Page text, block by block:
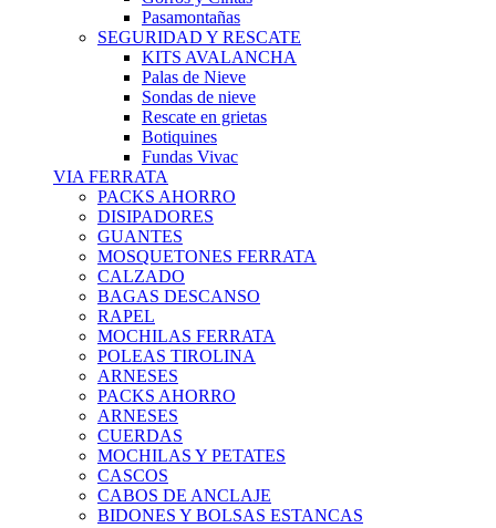
Pasamontañas
SEGURIDAD Y RESCATE
KITS AVALANCHA
Palas de Nieve
Sondas de nieve
Rescate en grietas
Botiquines
Fundas Vivac
VIA FERRATA
PACKS AHORRO
DISIPADORES
GUANTES
MOSQUETONES FERRATA
CALZADO
BAGAS DESCANSO
RAPEL
MOCHILAS FERRATA
POLEAS TIROLINA
ARNESES
PACKS AHORRO
ARNESES
CUERDAS
MOCHILAS Y PETATES
CASCOS
CABOS DE ANCLAJE
BIDONES Y BOLSAS ESTANCAS